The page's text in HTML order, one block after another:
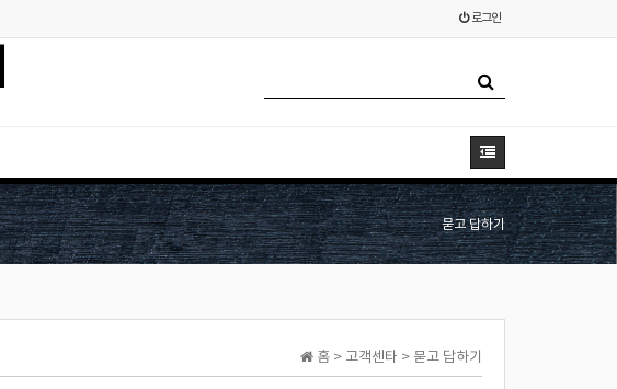
로그인
묻고 답하기
홈 > 고객센타 > 묻고 답하기